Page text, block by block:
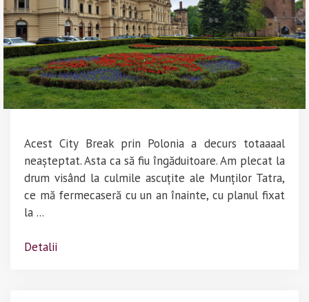
Acest City Break prin Polonia a decurs totaaaal
neașteptat. Asta ca să fiu îngăduitoare. Am plecat la
drum visând la culmile ascuțite ale Munților Tatra,
ce mă fermecaseră cu un an înainte, cu planul fixat
la ...
Detalii